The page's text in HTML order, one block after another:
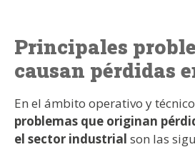
Principales
causan pérdidas
En el ámbito operativo y
problemas que originan
el sector industrial son las